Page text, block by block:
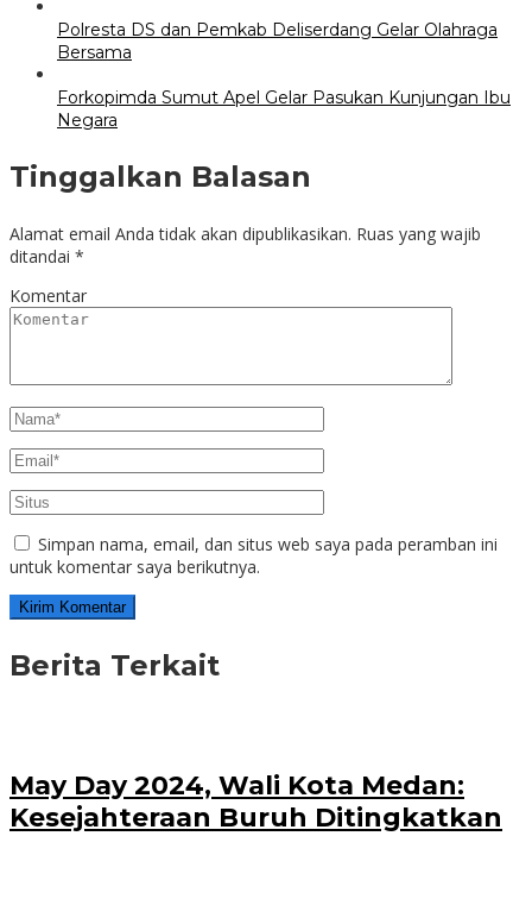
Polresta DS dan Pemkab Deliserdang Gelar Olahraga
Bersama
Forkopimda Sumut Apel Gelar Pasukan Kunjungan Ibu
Negara
Tinggalkan Balasan
Alamat email Anda tidak akan dipublikasikan. Ruas yang wajib
ditandai *
Komentar
Simpan nama, email, dan situs web saya pada peramban ini
untuk komentar saya berikutnya.
Berita Terkait
May Day 2024, Wali Kota Medan:
Kesejahteraan Buruh Ditingkatkan